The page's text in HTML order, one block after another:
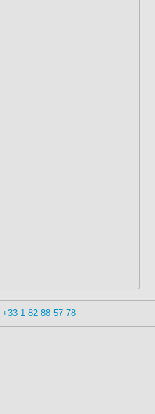
+33 1 82 88 57 78